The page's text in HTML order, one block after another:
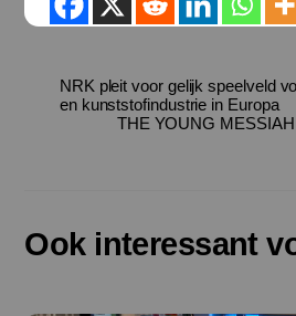
NRK pleit voor gelijk speelveld
en kunststofindustrie in Europa
THE YOUNG
Ook interessant